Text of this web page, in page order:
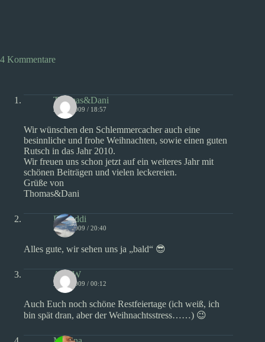
4 Kommentare
Thomas&Dani
23/12/2009 / 18:57
Wir wünschen den Schlemmercacher auch eine
besinnliche und frohe Weihnachten, sowie einen guten
Rutsch in das Jahr 2010.
Wir freuen uns schon jetzt auf ein weiteres Jahr mit
schönen Beiträgen und vielen leckereien.
Grüße von
Thomas&Dani
D-Buddi
23/12/2009 / 20:40
Alles gute, wir sehen uns ja „bald“ 😎
AndiW
26/12/2009 / 00:12
Auch Euch noch schöne Restfeiertage (ich weiß, ich
bin spät dran, aber der Weihnachtsstress……) 😉